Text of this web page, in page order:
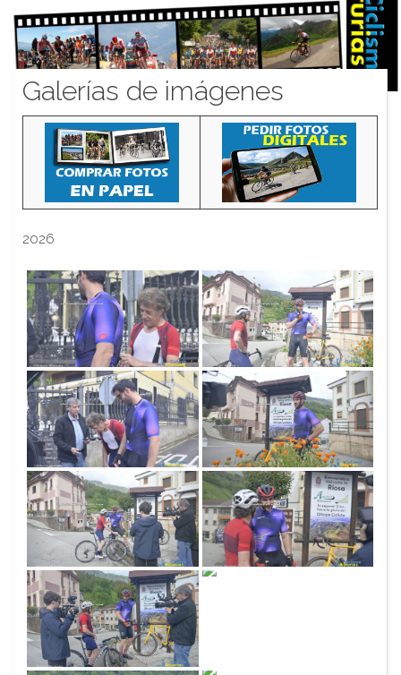
Galerías de imágenes
2026